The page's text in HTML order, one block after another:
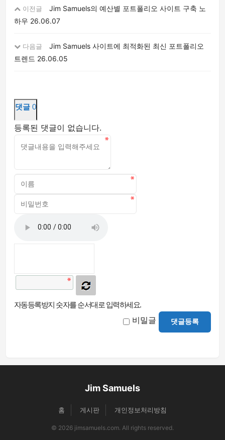
이전글
Jim Samuels의 예산별 포트폴리오 사이트 구축 노
하우 26.06.07
다음글
Jim Samuels 사이트에 최적화된 최신 포트폴리오
트렌드 26.06.05
댓글 0
등록된 댓글이 없습니다.
자동등록방지 숫자를 순서대로 입력하세요.
비밀글 댓글등록
Jim Samuels
홈 게시판 개인정보처리방침
© 2026 jimsamuels.com. All rights reserved.